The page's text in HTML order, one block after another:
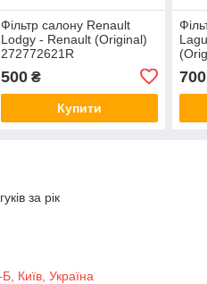
Фільтр салону Renault
Lodgy - Renault (Original)
272772621R
500₴
Купити
700
за рік
Київ, Україна